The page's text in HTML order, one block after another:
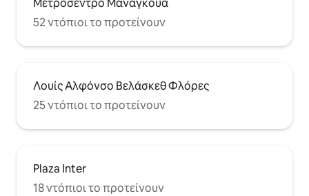
52 ντόπιοι το προτείνουν
Λουίς Αλφόνσο Βελάσκεθ Φλόρες
25 ντόπιοι το προτείνουν
Plaza Inter
18 ντόπιοι το προτείνουν